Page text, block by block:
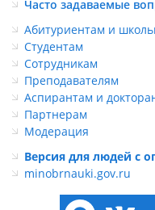
Часто задаваемые
Абитуриентам и
Студентам
Сотрудникам
Преподавателям
Аспирантам и
Партнерам
Модерация
Версия для людей с
minobrnauki.gov.ru